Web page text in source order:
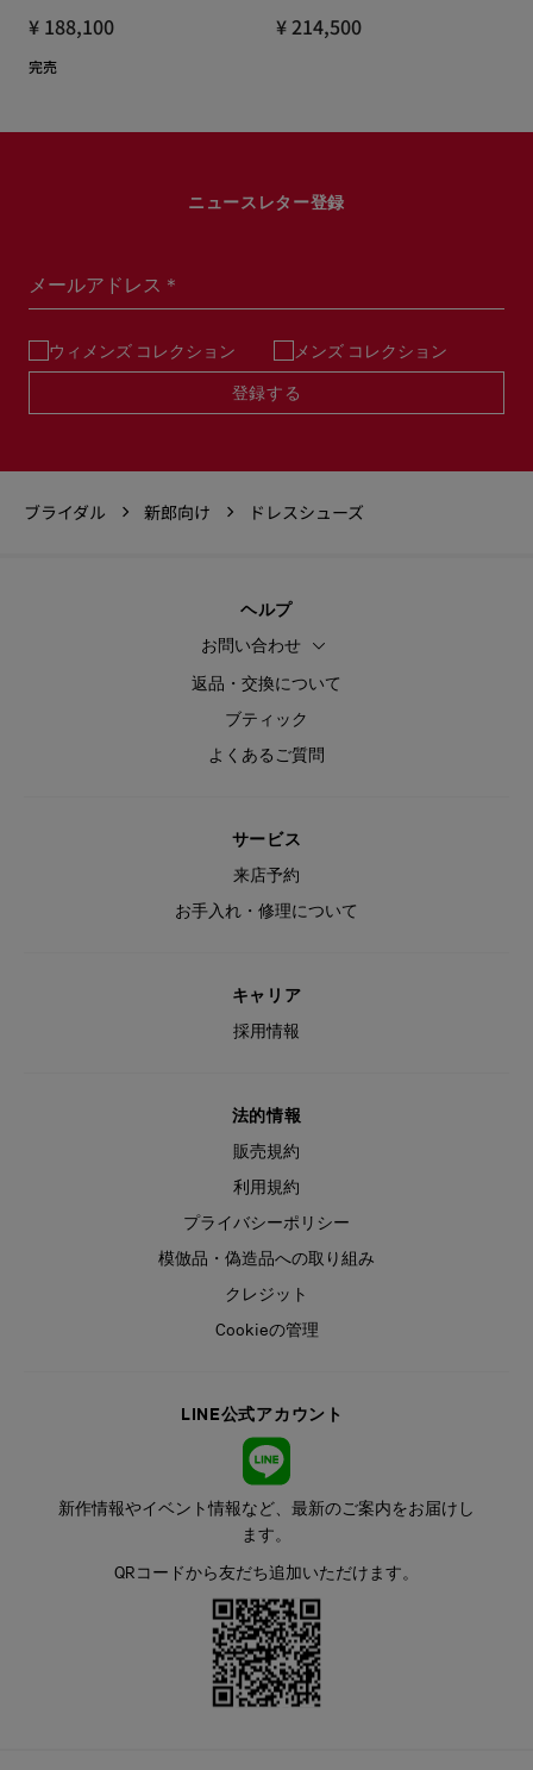
¥ 188,100
完売
¥ 214,500
ニュースレター登録
メールアドレス＊
ウィメンズ コレクション メンズ コレクション
登録する
ブライダル 新郎向け ドレスシューズ
ヘルプ
お問い合わせ
返品・交換について
ブティック
よくあるご質問
サービス
来店予約
お手入れ・修理について
キャリア
採用情報
法的情報
販売規約
利用規約
プライバシーポリシー
模倣品・偽造品への取り組み
クレジット
Cookieの管理
LINE公式アカウント
新作情報やイベント情報など、最新のご案内をお届けし
ます。
QRコードから友だち追加いただけます。